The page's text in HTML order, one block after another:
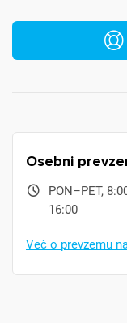
Osebni
PON–PET,
16:00
Več o prevzemu